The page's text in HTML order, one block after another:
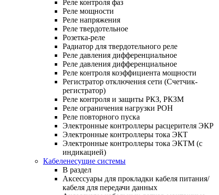
Реле контроля фаз
Реле мощности
Реле напряжения
Реле твердотельное
Розетка-реле
Радиатор для твердотельного реле
Реле давления дифференциальное
Реле давления дифференциальное
Реле контроля коэффициента мощности
Регистратор отключения сети (Счетчик-
регистратор)
Реле контроля и защиты РКЗ, РКЗМ
Реле ограничения нагрузки РОН
Реле повторного пуска
Электронные контроллеры расцерителя ЭКР
Электронные контроллеры тока ЭКТ
Электронные контроллеры тока ЭКТМ (с
индикацией)
Кабеленесущие системы
В раздел
Аксессуары для прокладки кабеля питания/
кабеля для передачи данных